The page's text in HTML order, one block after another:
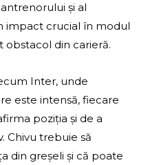
și al
impact crucial în modul
obstacol din carieră.
Inter, unde
este intensă, fiecare
poziția și de a
Chivu trebuie să
din greșeli și că poate